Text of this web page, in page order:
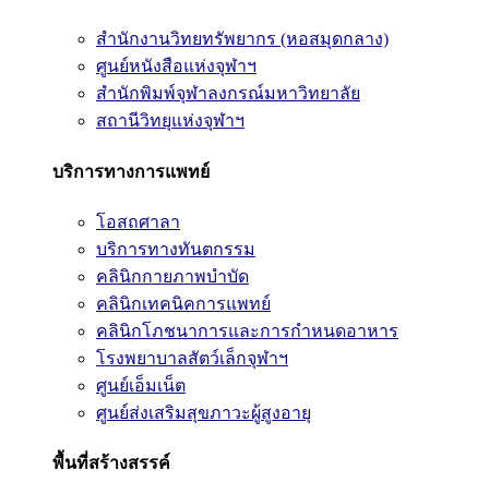
สำนักงานวิทยทรัพยากร (หอสมุดกลาง)
ศูนย์หนังสือแห่งจุฬาฯ
สำนักพิมพ์จุฬาลงกรณ์มหาวิทยาลัย
สถานีวิทยุแห่งจุฬาฯ
บริการทางการแพทย์
โอสถศาลา
บริการทางทันตกรรม
คลินิกกายภาพบำบัด
คลินิกเทคนิคการแพทย์
คลินิกโภชนาการและการกำหนดอาหาร
โรงพยาบาลสัตว์เล็กจุฬาฯ
ศูนย์เอ็มเน็ต
ศูนย์ส่งเสริมสุขภาวะผู้สูงอายุ
พื้นที่สร้างสรรค์